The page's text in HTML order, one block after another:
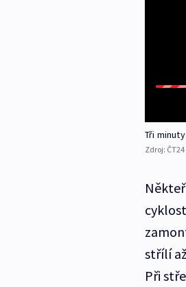
Tři
Zdroj: ČT24
střílí
Při